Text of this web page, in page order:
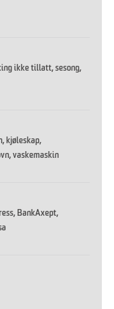
ikke tillatt sesong
kjøleskap
vaskemaskin
BankAxept